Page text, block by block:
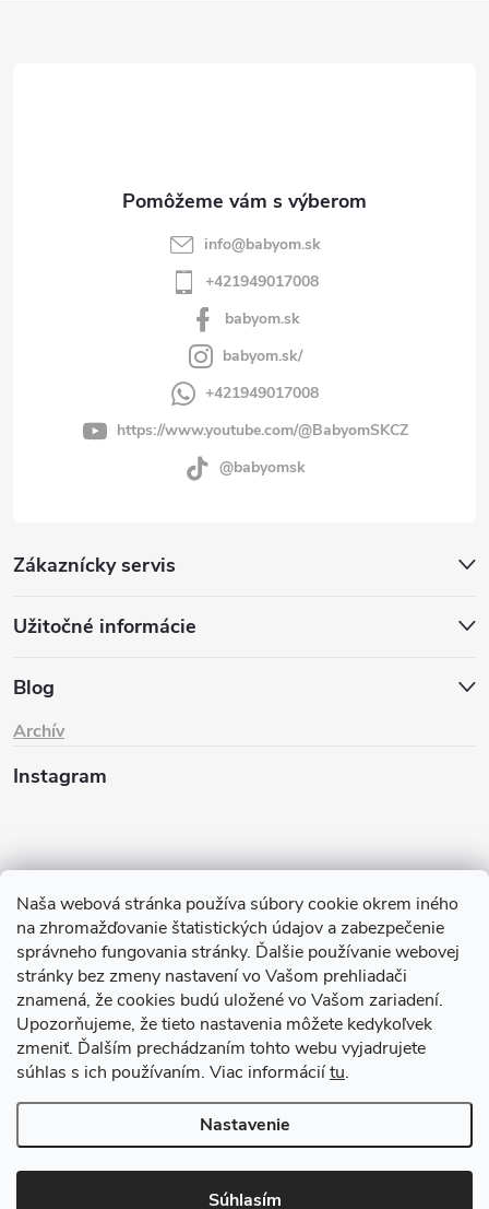
Naša webová stránka používa súbory cookie okrem iného
na zhromažďovanie štatistických údajov a zabezpečenie
správneho fungovania stránky. Ďalšie používanie webovej
stránky bez zmeny nastavení vo Vašom prehliadači
znamená, že cookies budú uložené vo Vašom zariadení.
Upozorňujeme, že tieto nastavenia môžete kedykoľvek
zmeniť. Ďalším prechádzaním tohto webu vyjadrujete
súhlas s ich používaním. Viac informáciítu.
Nastavenie
Súhlasím
Zákaznícky servis
Užitočné informácie
Blog
Archív
info@babyom.sk
+421949017008
babyom.sk
babyom.sk/
+421949017008
https://www.youtube.com/@BabyomSKCZ
@babyomsk
Instagram
Sledovať na Instagrame
TIk Tok Instagram Facebook
Copyright 2026Babyom. Všetky práva vyhradené.Upraviť nastavenie
cookies